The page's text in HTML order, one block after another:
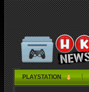
PLAYSTATION